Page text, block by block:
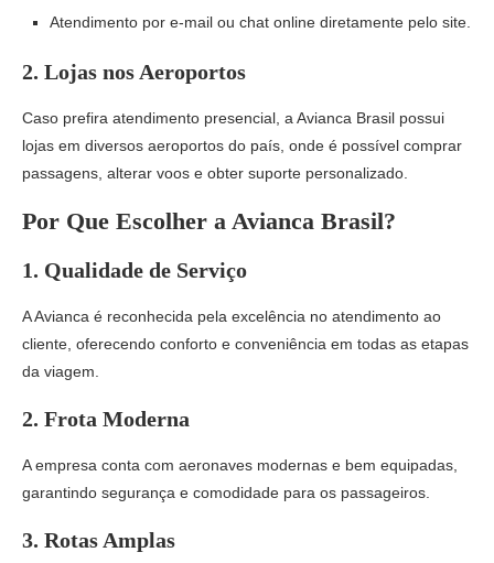
Atendimento por e-mail ou chat online diretamente pelo site.
2. Lojas nos Aeroportos
Caso prefira atendimento presencial, a Avianca Brasil possui
lojas em diversos aeroportos do país, onde é possível comprar
passagens, alterar voos e obter suporte personalizado.
Por Que Escolher a Avianca Brasil?
1. Qualidade de Serviço
A Avianca é reconhecida pela excelência no atendimento ao
cliente, oferecendo conforto e conveniência em todas as etapas
da viagem.
2. Frota Moderna
A empresa conta com aeronaves modernas e bem equipadas,
garantindo segurança e comodidade para os passageiros.
3. Rotas Amplas